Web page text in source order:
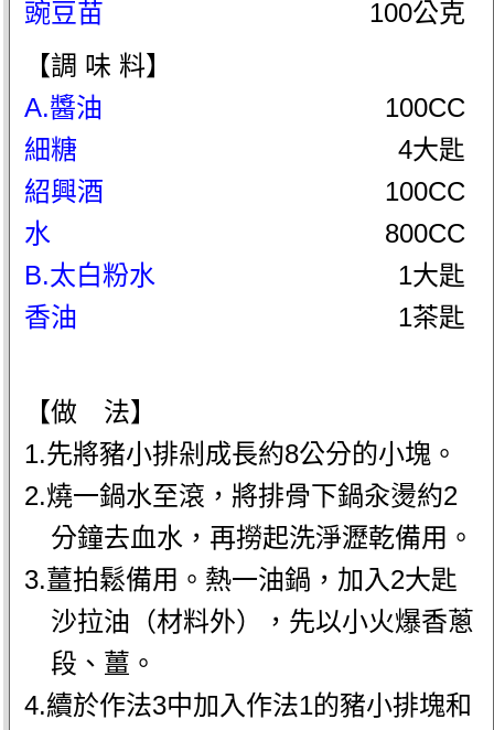
豌豆苗
100公克
【調 味 料】
A.醬油
100CC
細糖
4大匙
紹興酒
100CC
水
800CC
B.太白粉水
1大匙
香油
1茶匙
【做 法】
1.先將豬小排剁成長約8公分的小塊。
2.燒一鍋水至滾，將排骨下鍋汆燙約2
分鐘去血水，再撈起洗淨瀝乾備用。
3.薑拍鬆備用。熱一油鍋，加入2大匙
沙拉油（材料外），先以小火爆香蔥
段、薑。
4.續於作法3中加入作法1的豬小排塊和